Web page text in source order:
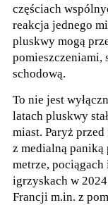
częściach
reakcja jednego
pluskwy mogą
pomieszczeniami,
schodową.
To nie jest
latach pluskwy
miast. Paryż
z medialną paniką
metrze, pociągach
igrzyskach w
Francji m.in. z